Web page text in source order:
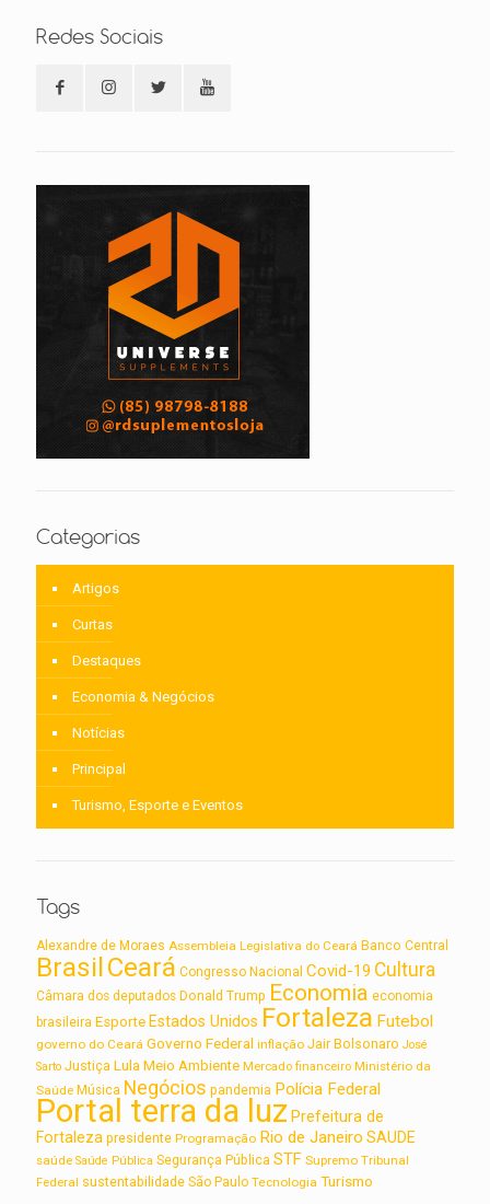
Redes Sociais
Categorias
Artigos
Curtas
Destaques
Economia & Negócios
Notícias
Principal
Turismo, Esporte e Eventos
Tags
Alexandre de Moraes Assembleia Legislativa do Ceará Banco Central
BrasilCeará Congresso Nacional Covid-19 Cultura
Câmara dos deputados Donald Trump Economia economia
brasileira Esporte Estados Unidos Fortaleza Futebol
governo do Ceará Governo Federal inflação Jair Bolsonaro José
Sarto Justiça Lula Meio Ambiente Mercado financeiro Ministério da
Saúde Música Negócios pandemia Polícia Federal
Portal terra da luz Prefeitura de
Fortaleza presidente Programação Rio de Janeiro SAUDE
saúde Saúde Pública Segurança Pública STF Supremo Tribunal
Federal sustentabilidade São Paulo Tecnologia Turismo